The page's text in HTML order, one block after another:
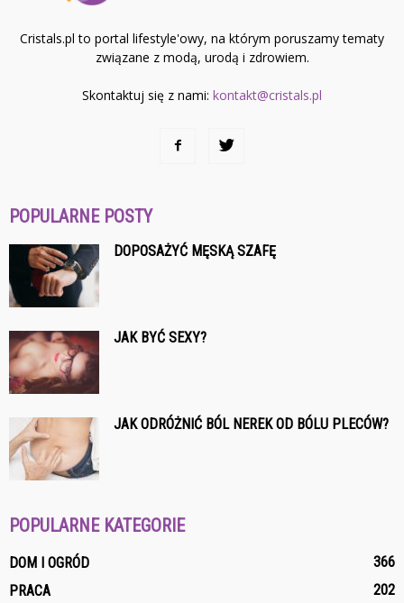
Cristals.pl to portal lifestyle'owy, na którym poruszamy tematy
związane z modą, urodą i zdrowiem.
Skontaktuj się z nami: kontakt@cristals.pl
POPULARNE POSTY
DOPOSAŻYĆ MĘSKĄ SZAFĘ
JAK BYĆ SEXY?
JAK ODRÓŻNIĆ BÓL NEREK OD BÓLU PLECÓW?
POPULARNE KATEGORIE
DOM I OGRÓD
366
PRACA
202